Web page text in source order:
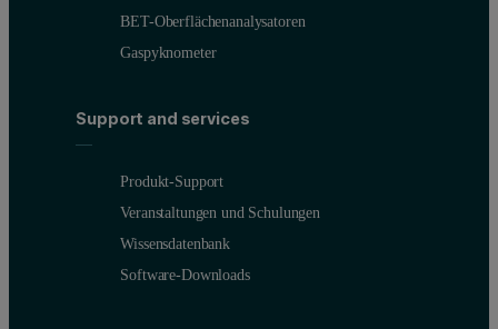
BET-Oberflächenanalysatoren
Gaspyknometer
Support and services
Produkt-Support
Veranstaltungen und Schulungen
Wissensdatenbank
Software-Downloads